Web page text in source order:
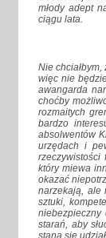
młody adept
ciągu lata.
Nie
więc nie
awangarda
choćby
rozmaitych
bardzo
absolwentów
urzędach i
rzeczywistości
który miewa
okazać
narzekają, ale
sztuki,
starań, aby
staną się